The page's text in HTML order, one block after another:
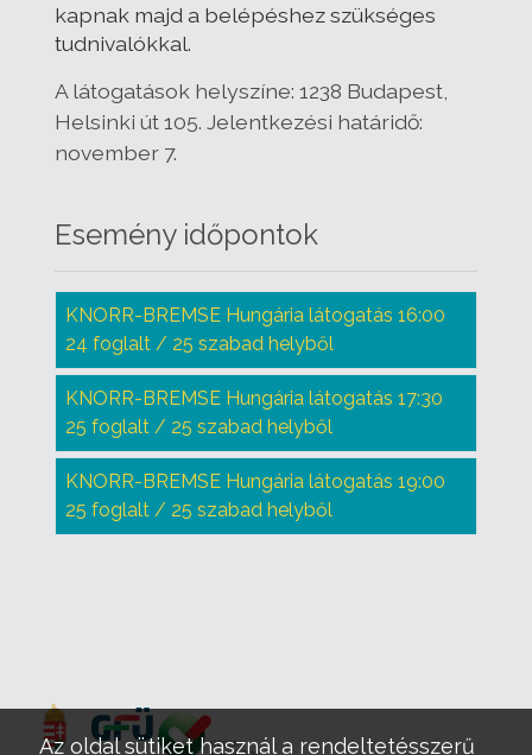
kapnak majd a belépéshez szükséges
tudnivalókkal.
A látogatások helyszíne: 1238 Budapest,
Helsinki út 105. Jelentkezési határidő:
november 7.
Esemény időpontok
KNORR-BREMSE Hungária látogatás 16:00
24 foglalt / 25 szabad helyből
KNORR-BREMSE Hungária látogatás 17:30
25 foglalt / 25 szabad helyből
KNORR-BREMSE Hungária látogatás 19:00
25 foglalt / 25 szabad helyből
Az oldal sütiket használ a rendeltetésszerű